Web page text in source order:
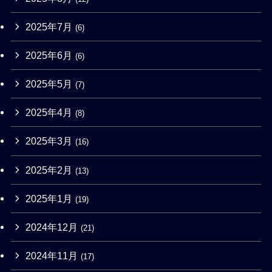
2025年7月 (6)
2025年6月 (6)
2025年5月 (7)
2025年4月 (8)
2025年3月 (16)
2025年2月 (13)
2025年1月 (19)
2024年12月 (21)
2024年11月 (17)